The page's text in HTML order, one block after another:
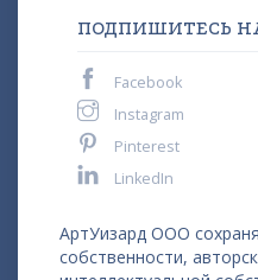
ПОДПИШИТЕСЬ
Facebook
Instagram
Pinterest
LinkedIn
АртУизард ООО
собственности,